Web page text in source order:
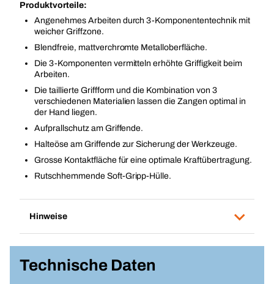
Produktvorteile:
Angenehmes Arbeiten durch 3-Komponententechnik mit
weicher Griffzone.
Blendfreie, mattverchromte Metalloberfläche.
Die 3-Komponenten vermitteln erhöhte Griffigkeit beim
Arbeiten.
Die taillierte Griffform und die Kombination von 3
verschiedenen Materialien lassen die Zangen optimal in
der Hand liegen.
Aufprallschutz am Griffende.
Halteöse am Griffende zur Sicherung der Werkzeuge.
Grosse Kontaktfläche für eine optimale Kraftübertragung.
Rutschhemmende Soft-Gripp-Hülle.
Hinweise
Technische Daten